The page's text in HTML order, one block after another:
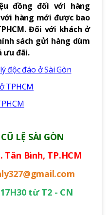
đồng đối với hàng
hàng mới được bao
Đối với khách ở
sách gửi hàng dùm
ưu đãi.
độc đáo ở Sài Gòn
TPHCM
LỆ SÀI GÒN
Tân Bình, TP.HCM
từ T2 - CN